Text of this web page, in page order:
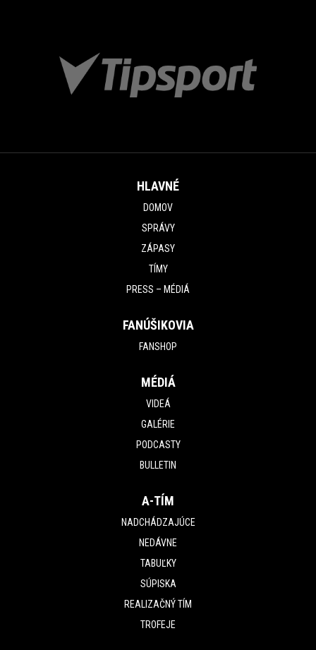
HLAVNÉ
DOMOV
SPRÁVY
ZÁPASY
TÍMY
PRESS – MÉDIÁ
FANÚŠIKOVIA
FANSHOP
MÉDIÁ
VIDEÁ
GALÉRIE
PODCASTY
BULLETIN
A-TÍM
NADCHÁDZAJÚCE
NEDÁVNE
TABUĽKY
SÚPISKA
REALIZAČNÝ TÍM
TROFEJE